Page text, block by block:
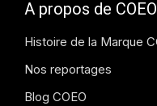
A propos de COEO
Histoire de la Marque
Nos reportages
Blog COEO